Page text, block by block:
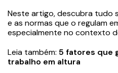
Neste artigo, descubra tudo
e as normas que o regulam
especialmente no contexto
Leia também: 5 fatores que
trabalho em altura